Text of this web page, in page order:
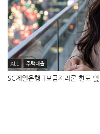
ALL 주택대출
SC제일은행 T보금자리론 한도 및